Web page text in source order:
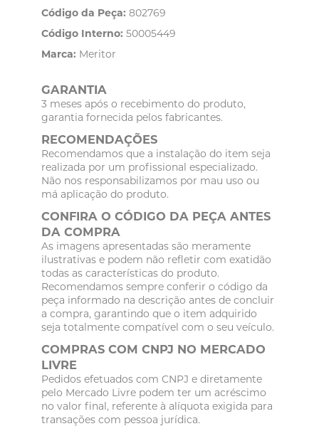
Código da Peça: 802769
Código Interno: 50005449
Marca: Meritor
GARANTIA
3 meses após o recebimento do produto,
garantia fornecida pelos fabricantes.
RECOMENDAÇÕES
Recomendamos que a instalação do item seja
realizada por um profissional especializado.
Não nos responsabilizamos por mau uso ou
má aplicação do produto.
CONFIRA O CÓDIGO DA PEÇA ANTES
DA COMPRA
As imagens apresentadas são meramente
ilustrativas e podem não refletir com exatidão
todas as características do produto.
Recomendamos sempre conferir o código da
peça informado na descrição antes de concluir
a compra, garantindo que o item adquirido
seja totalmente compatível com o seu veículo.
COMPRAS COM CNPJ NO MERCADO
LIVRE
Pedidos efetuados com CNPJ e diretamente
pelo Mercado Livre podem ter um acréscimo
no valor final, referente à alíquota exigida para
transações com pessoa jurídica.